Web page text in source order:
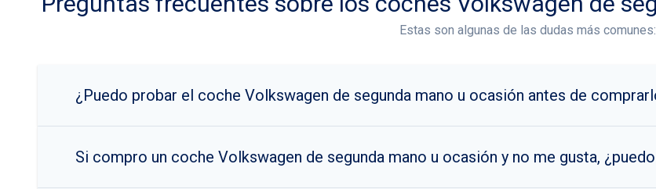
Estas son algunas de las dudas más comunes:
¿Puedo probar el coche Volkswagen de segunda mano u ocasión antes de
Si compro un coche Volkswagen de segunda mano u ocasión y no me gusta,